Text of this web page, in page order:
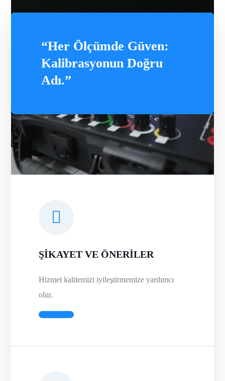
“Her Ölçümde Güven:
Kalibrasyonun Doğru
Adı.”
ŞİKAYET VE ÖNERİLER
Hizmet kalitemizi iyileştirmemize yardımcı
olur.